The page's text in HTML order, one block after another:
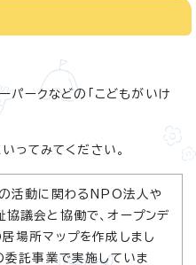
パークなどの「こどもがいけ
ってみてください。
活動に関わるNPO法人や
議会と協働で、オープンデ
場所マップを作成しまし
委託事業で実施していま